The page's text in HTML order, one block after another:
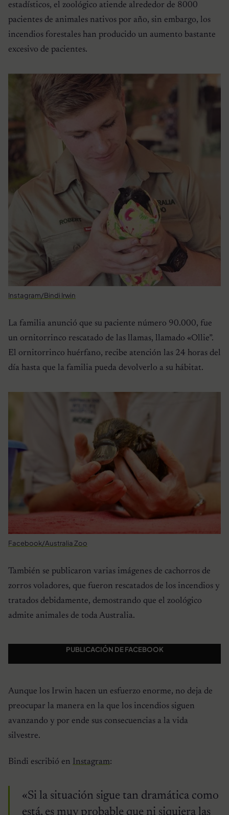
estadísticos, el zoológico atiende alrededor de 8000
pacientes de animales nativos por año, sin embargo, los
incendios forestales han producido un aumento bastante
excesivo de pacientes.
Instagram/Bindi Irwin
La familia anunció que su paciente número 90.000, fue
un ornitorrinco rescatado de las llamas, llamado «Ollie”.
El ornitorrinco huérfano, recibe atención las 24 horas del
día hasta que la familia pueda devolverlo a su hábitat.
Facebook/Australia Zoo
También se publicaron varias imágenes de cachorros de
zorros voladores, que fueron rescatados de los incendios y
tratados debidamente, demostrando que el zoológico
admite animales de toda Australia.
PUBLICACIÓN DE FACEBOOK
Aunque los Irwin hacen un esfuerzo enorme, no deja de
preocupar la manera en la que los incendios siguen
avanzando y por ende sus consecuencias a la vida
silvestre.
Bindi escribió en Instagram:
«Si la situación sigue tan dramática como
está, es muy probable que ni siquiera las